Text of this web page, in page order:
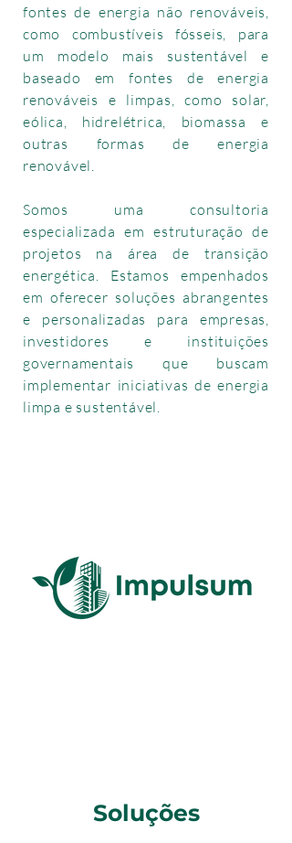
fontes de energia não renováveis,
como combustíveis fósseis, para
um modelo mais sustentável e
baseado em fontes de energia
renováveis e limpas, como solar,
eólica, hidrelétrica, biomassa e
outras formas de energia
renovável.
Somos uma consultoria
especializada em estruturação de
projetos na área de transição
energética. Estamos empenhados
em oferecer soluções abrangentes
e personalizadas para empresas,
investidores e instituições
governamentais que buscam
implementar iniciativas de energia
limpa e sustentável.
Soluções